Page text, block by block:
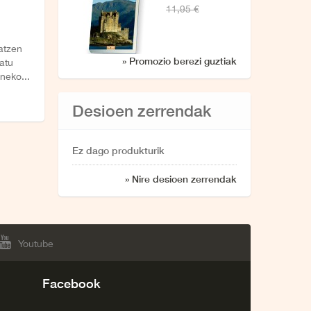
11,95 €
» Promozio berezi guztiak
Desioen zerrendak
Ez dago produkturik
» Nire desioen zerrendak
Youtube
Facebook